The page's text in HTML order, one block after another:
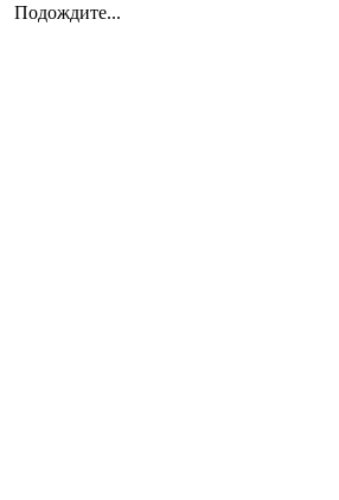
Подождите...